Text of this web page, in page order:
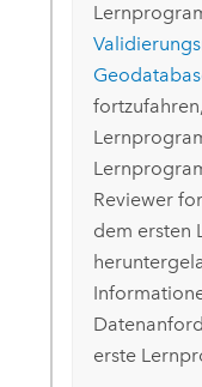
Reviewerfor
dem ersten
erste